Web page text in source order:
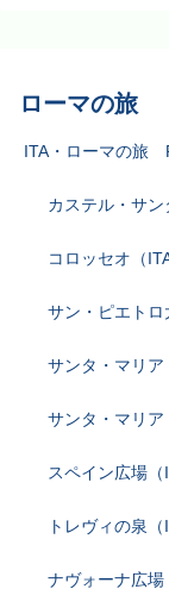
ローマの旅
ITA・ローマの旅
カステル・サン
コロッセオ（ITA
サン・ピエトロ
サンタ・マリア
サンタ・マリア
スペイン広場（
トレヴィの泉（
ナヴォーナ広場